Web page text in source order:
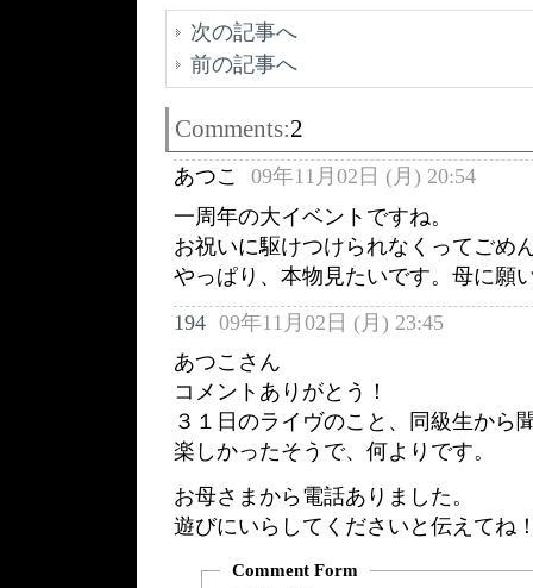
次の記事へ
前の記事へ
Comments:2
あつこ
09年11月02日 (月) 20:54
一周年の大イベントですね。
お祝いに駆けつけられなくってごめ
やっぱり、本物見たいです。母に願
194 09年11月02日 (月) 23:45
あつこさん
コメントありがとう！
３１日のライヴのこと、同級生から
楽しかったそうで、何よりです。
お母さまから電話ありました。
遊びにいらしてくださいと伝えてね
Comment Form